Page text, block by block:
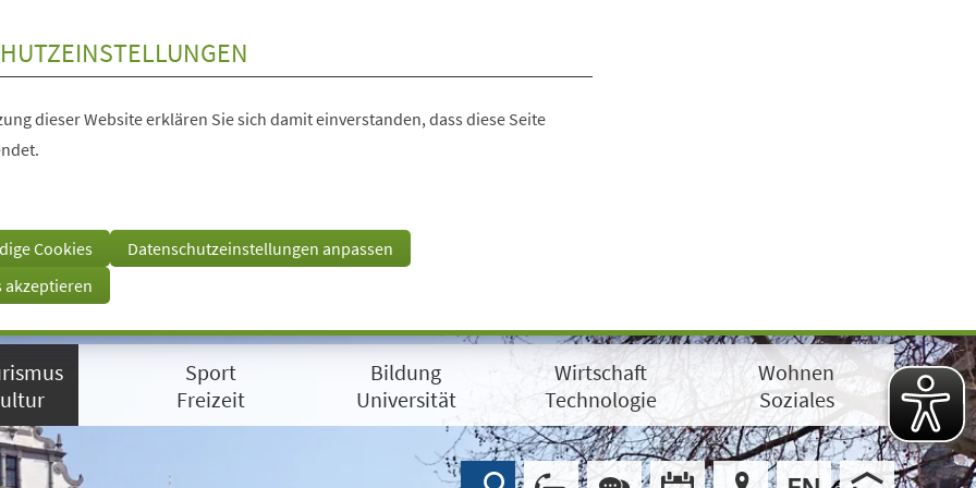
dieser Website erklären Sie sich damit einverstanden, dass diese Seite
Cookies
Datenschutzeinstellungen anpassen
akzeptieren
Sport
Freizeit
Bildung
Universität
Wirtschaft
Technologie
Wohnen
Soziales